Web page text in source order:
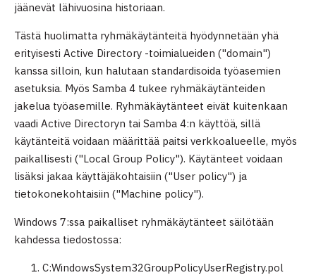
jäänevät lähivuosina historiaan.
Tästä huolimatta ryhmäkäytänteitä hyödynnetään yhä
erityisesti Active Directory -toimialueiden ("domain")
kanssa silloin, kun halutaan standardisoida työasemien
asetuksia. Myös Samba 4 tukee ryhmäkäytänteiden
jakelua työasemille. Ryhmäkäytänteet eivät kuitenkaan
vaadi Active Directoryn tai Samba 4:n käyttöä, sillä
käytänteitä voidaan määrittää paitsi verkkoalueelle, myös
paikallisesti ("Local Group Policy"). Käytänteet voidaan
lisäksi jakaa käyttäjäkohtaisiin ("User policy") ja
tietokonekohtaisiin ("Machine policy").
Windows 7:ssa paikalliset ryhmäkäytänteet säilötään
kahdessa tiedostossa:
C:WindowsSystem32GroupPolicyUserRegistry.pol